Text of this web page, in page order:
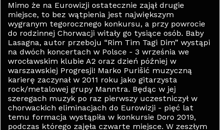
Mimo że na Eurowizji ostatecznie zajął drugie
miejsce, to bez wątpienia jest największym
wygranym tegorocznego konkursu, a przy powrocie
do rodzinnej Chorwacji witały go tysiące osób. Baby
Lasagna, autor przeboju “Rim Tim Tagi Dim” wystąpi
na dwóch koncertach w Polsce - 3 września we
wrocławskim klubie A2 oraz dzień później w
warszawskiej Progresji! Marko Purišić muzyczną
karierę zaczynał w 2011 roku jako gitarzysta
rock/metalowej grupy Manntra. Będąc w jej
szeregach muzyk po raz pierwszy uczestniczył w
chorwackich eliminacjach do Eurowizji - pięć lat
temu formacja wystąpiła w konkursie Doro 2019,
podczas którego zajęła czwarte miejsce. W zeszłym